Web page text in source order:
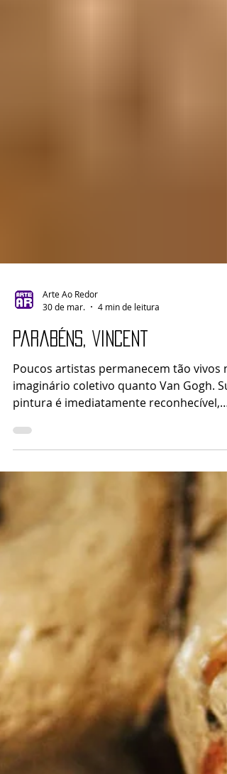
Arte Ao Redor
30 de mar.
4 min de leitura
Parabéns, Vincent
Poucos artistas permanecem tão vivos
pintura é imediatamente reconhecível,
mas sua permanência não se deve
ao estilo. Deve-se também ao fato de
diante de suas telas, temos a sensação
estar diante de algo que não foi apenas
pensado ou construído, mas vivido até o
limite.